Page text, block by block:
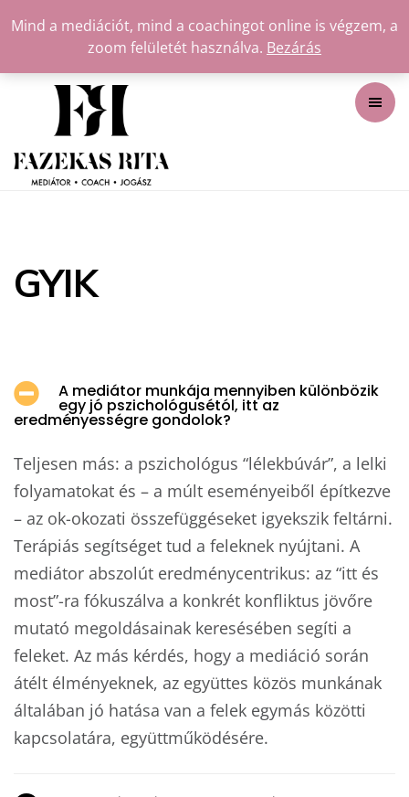
Mind a mediációt, mind a coachingot online is végzem, a
zoom felületét használva. Bezárás
GYIK
A mediátor munkája mennyiben különbözik
egy jó pszichológusétól, itt az
eredményességre gondolok?
Teljesen más: a pszichológus “lélekbúvár”, a lelki
folyamatokat és – a múlt eseményeiből építkezve
– az ok-okozati összefüggéseket igyekszik feltárni.
Terápiás segítséget tud a feleknek nyújtani. A
mediátor abszolút eredménycentrikus: az “itt és
most”-ra fókuszálva a konkrét konfliktus jövőre
mutató megoldásainak keresésében segíti a
feleket. Az más kérdés, hogy a mediáció során
átélt élményeknek, az együttes közös munkának
általában jó hatása van a felek egymás közötti
kapcsolatára, együttműködésére.